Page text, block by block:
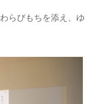
らびもちを添え、ゆ